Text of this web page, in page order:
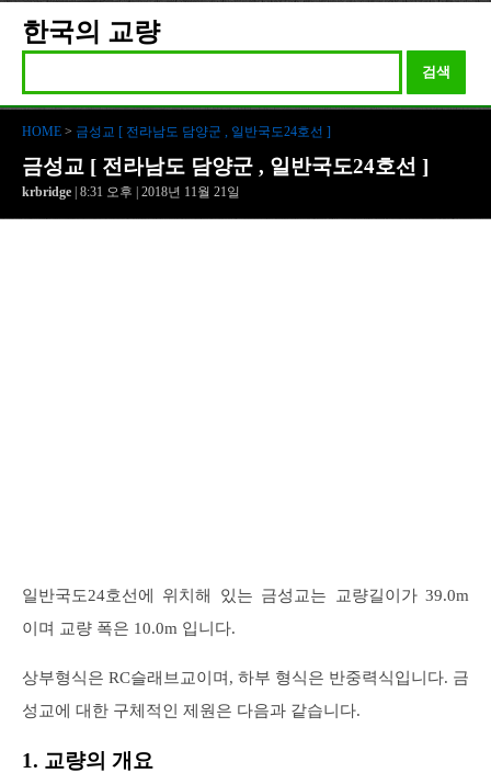
한국의 교량
검색
HOME > 금성교 [ 전라남도 담양군 , 일반국도24호선 ]
금성교 [ 전라남도 담양군 , 일반국도24호선 ]
krbridge | 8:31 오후 | 2018년 11월 21일
일반국도24호선에 위치해 있는 금성교는 교량길이가 39.0m
이며 교량 폭은 10.0m 입니다.
상부형식은 RC슬래브교이며, 하부 형식은 반중력식입니다. 금
성교에 대한 구체적인 제원은 다음과 같습니다.
1. 교량의 개요